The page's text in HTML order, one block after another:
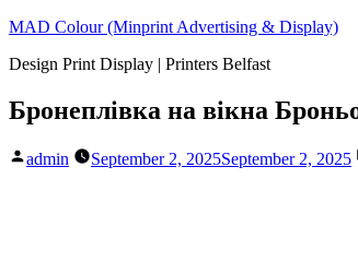
Skip
content
MAD Colour (Minprint Advertising & Display)
Design Print Display | Printers Belfast
Бронеплівка на вікна
Posted
admin September 2, 2025September 2, 2025